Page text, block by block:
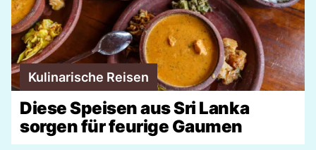
Kulinarische Reisen
Diese Speisen aus Sri Lanka
sorgen für feurige Gaumen